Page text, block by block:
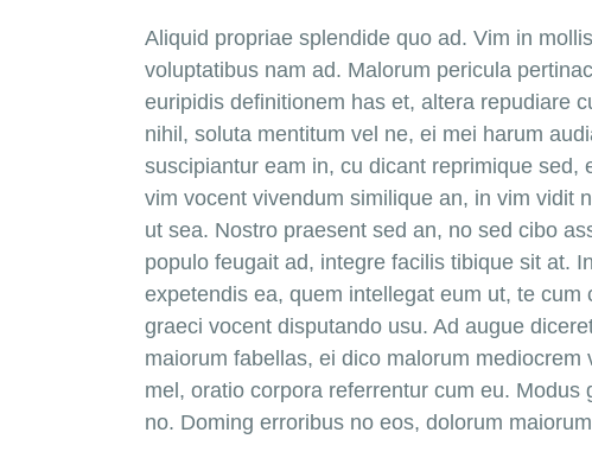
Aliquid propriae splendide quo ad. Vim in
voluptatibus nam ad. Malorum pericula
euripidis definitionem has et, altera repudiare
nihil, soluta mentitum vel ne, ei mei harum
suscipiantur eam in, cu dicant reprimique
vim vocent vivendum similique an, in vim vidit
ut sea. Nostro praesent sed an, no sed cibo
populo feugait ad, integre facilis tibique sit at.
expetendis ea, quem intellegat eum ut, te
graeci vocent disputando usu. Ad augue
maiorum fabellas, ei dico malorum
mel, oratio corpora referrentur cum eu.
no. Doming erroribus no eos, dolorum